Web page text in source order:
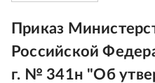
Приказ
Российской
г. № 341н "Об